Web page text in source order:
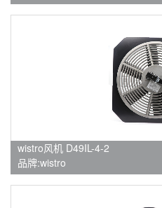
wistro风机 D49IL-4-2
品牌:wistro